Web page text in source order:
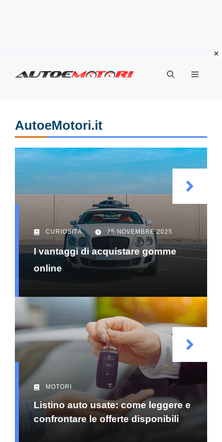
Menu
AutoeMotori.it
CURIOSITÀ 25 NOVEMBRE 2025
I vantaggi di acquistare gomme
online
MOTORI
Listino auto usate: come leggere e
confrontare le offerte disponibili